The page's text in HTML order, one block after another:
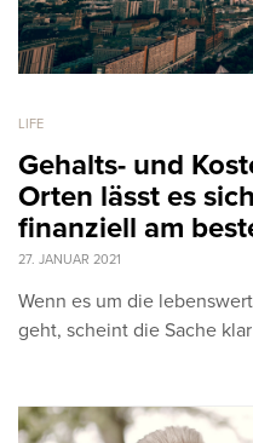
LIFE
Gehalts- und
Orten lässt es
finanziell am
27. JANUAR 2021
Wenn es um die
geht, scheint die Sache